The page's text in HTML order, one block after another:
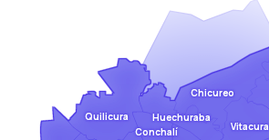
Chicureo
Quilicura
Conchalí Vitacura
Huechuraba